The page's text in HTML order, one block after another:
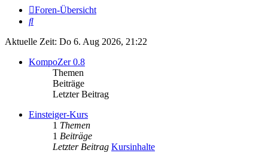
Foren-Übersicht
Suche
Aktuelle Zeit: Do 6. Aug 2026, 21:22
KompoZer 0.8
Themen
Beiträge
Letzter Beitrag
Einsteiger-Kurs
1 Themen
1 Beiträge
Letzter Beitrag Kursinhalte